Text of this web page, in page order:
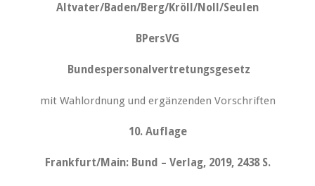
Altvater/Baden/Berg/Kröll/Noll/Seulen
BPersVG
Bundespersonalvertretungsgesetz
mit Wahlordnung und ergänzenden Vorschriften
10. Auflage
Frankfurt/Main: Bund – Verlag, 2019, 2438 S.